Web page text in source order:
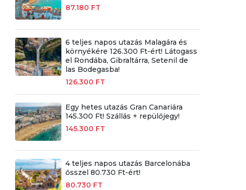
87.180 FT
6 teljes napos utazás Malagára és
környékére 126.300 Ft-ért! Látogass
el Rondába, Gibraltárra, Setenil de
las Bodegasba!
126.300 FT
Egy hetes utazás Gran Canariára
145.300 Ft! Szállás + repülőjegy!
145.300 FT
4 teljes napos utazás Barcelonába
ősszel 80.730 Ft-ért!
80.730 FT